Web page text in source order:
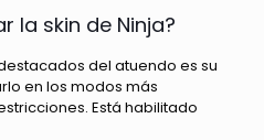
la skin de Ninja?
del atuendo es su
en los modos más
Está habilitado